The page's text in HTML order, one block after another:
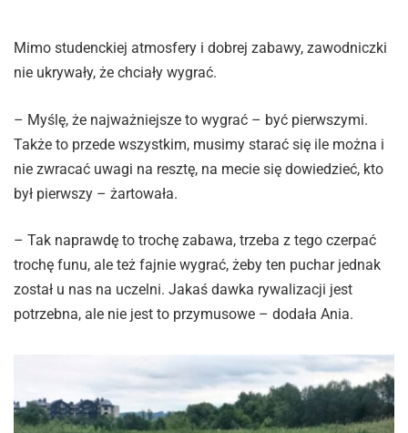
Mimo studenckiej atmosfery i dobrej zabawy, zawodniczki
nie ukrywały, że chciały wygrać.
– Myślę, że najważniejsze to wygrać – być pierwszymi.
Także to przede wszystkim, musimy starać się ile można i
nie zwracać uwagi na resztę, na mecie się dowiedzieć, kto
był pierwszy – żartowała.
– Tak naprawdę to trochę zabawa, trzeba z tego czerpać
trochę funu, ale też fajnie wygrać, żeby ten puchar jednak
został u nas na uczelni. Jakaś dawka rywalizacji jest
potrzebna, ale nie jest to przymusowe – dodała Ania.